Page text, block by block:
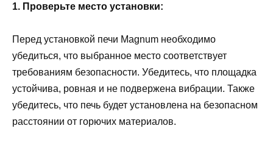
1. Проверьте место установки:
Перед установкой печи Magnum необходимо
убедиться, что выбранное место соответствует
требованиям безопасности. Убедитесь, что площадка
устойчива, ровная и не подвержена вибрации. Также
убедитесь, что печь будет установлена на безопасном
расстоянии от горючих материалов.